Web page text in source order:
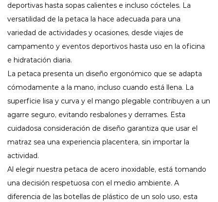
deportivas hasta sopas calientes e incluso cócteles. La
versatilidad de la petaca la hace adecuada para una
variedad de actividades y ocasiones, desde viajes de
campamento y eventos deportivos hasta uso en la oficina
e hidratación diaria.
La petaca presenta un diseño ergonómico que se adapta
cómodamente a la mano, incluso cuando está llena. La
superficie lisa y curva y el mango plegable contribuyen a un
agarre seguro, evitando resbalones y derrames. Esta
cuidadosa consideración de diseño garantiza que usar el
matraz sea una experiencia placentera, sin importar la
actividad.
Al elegir nuestra petaca de acero inoxidable, está tomando
una decisión respetuosa con el medio ambiente. A
diferencia de las botellas de plástico de un solo uso, esta